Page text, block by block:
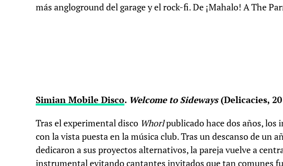
más angloground del garage y el rock-fi. De ¡Mahalo! A The
Simian Mobile Disco. Welcome to Sideways (Delicacies,
Tras el experimental disco Whorlpublicado hace dos años, los
con la vista puesta en la música club. Tras un descanso de un
dedicaron a sus proyectos alternativos, la pareja vuelve a
instrumental evitando cantantes invitados que tan comunes